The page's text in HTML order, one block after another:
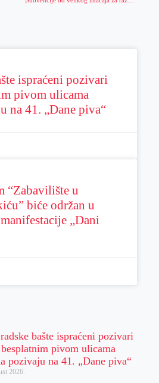
ispraćeni pozivari
pivom ulicama
na 41. „Dane piva“
“Zabavilište u
biće održan u
„Dani
bašte ispraćeni pozivari
pivom ulicama
pozivaju na 41. „Dane piva“
2026.